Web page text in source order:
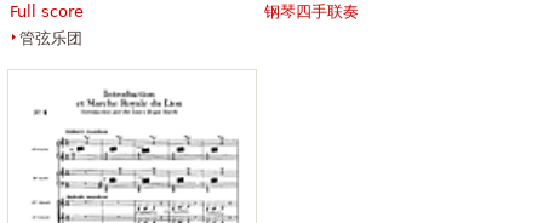
Full score
管弦乐团
钢琴四手联奏